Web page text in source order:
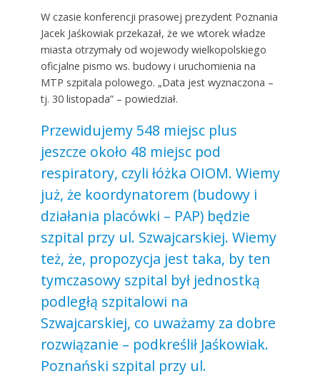
W czasie konferencji prasowej prezydent Poznania
Jacek Jaśkowiak przekazał, że we wtorek władze
miasta otrzymały od wojewody wielkopolskiego
oficjalne pismo ws. budowy i uruchomienia na
MTP szpitala polowego. „Data jest wyznaczona –
tj. 30 listopada” – powiedział.
Przewidujemy 548 miejsc plus
jeszcze około 48 miejsc pod
respiratory, czyli łóżka OIOM. Wiemy
już, że koordynatorem (budowy i
działania placówki – PAP) będzie
szpital przy ul. Szwajcarskiej. Wiemy
też, że, propozycja jest taka, by ten
tymczasowy szpital był jednostką
podległą szpitalowi na
Szwajcarskiej, co uważamy za dobre
rozwiązanie – podkreślił Jaśkowiak.
Poznański szpital przy ul.